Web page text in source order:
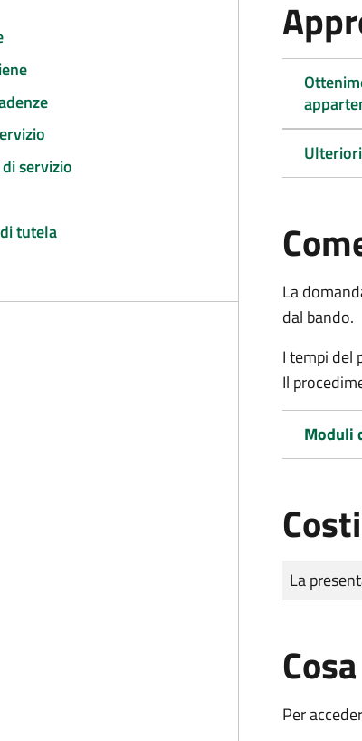
servizio
tutela
La
dal bando.
I tempi del
Il
Moduli
Costi
Tipo di
Importo
La
Per